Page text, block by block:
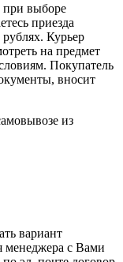
при выборе
приезда
рублях. Курьер
на предмет
Покупатель
вносит
из
вариант
менеджера с Вами